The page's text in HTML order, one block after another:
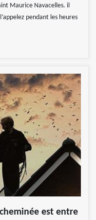
Maurice Navacelles. il
pendant les heures
est entre